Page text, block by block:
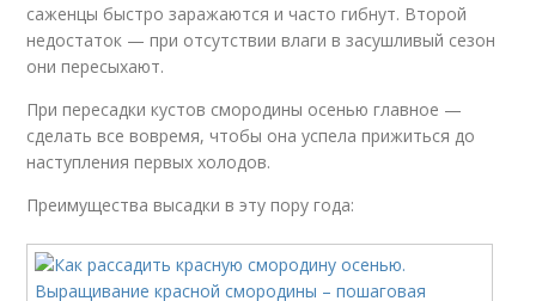
саженцы быстро заражаются и часто гибнут. Второй
недостаток — при отсутствии влаги в засушливый сезон
они пересыхают.
При пересадки кустов смородины осенью главное —
сделать все вовремя, чтобы она успела прижиться до
наступления первых холодов.
Преимущества высадки в эту пору года: